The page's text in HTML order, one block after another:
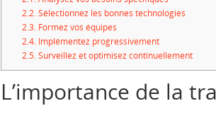
2.2.Sélectionnez les bonnes technologies
2.3.Formez vos équipes
2.4.Implémentez progressivement
2.5.Surveillez et optimisez continuellement
L’importance de la